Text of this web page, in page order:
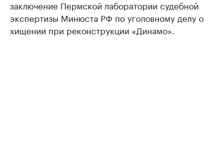
заключение Пермской лаборатории судебной
экспертизы Минюста РФ по уголовному делу о
хищении при реконструкции «Динамо».